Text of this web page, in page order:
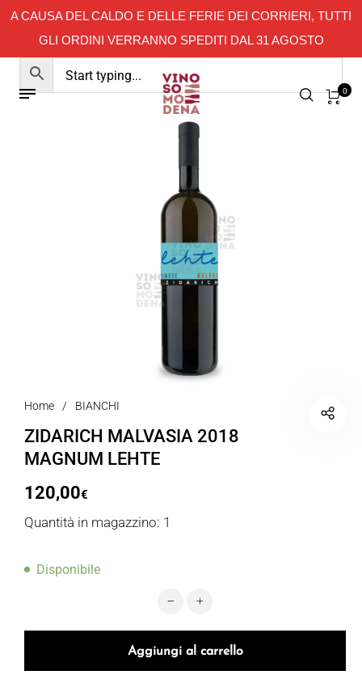
A CAUSA DEL CALDO E DELLE FERIE DEI CORRIERI, TUTTI
GLI ORDINI VERRANNO SPEDITI DAL 31 AGOSTO
0
Home / BIANCHI
ZIDARICH MALVASIA 2018
MAGNUM LEHTE
120,00€
Quantità in magazzino: 1
Disponibile
ZIDARICH MALVASIA 2018
Aggiungi al carrello